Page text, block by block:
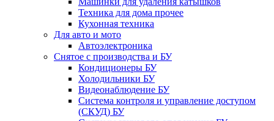
Техника для дома прочее
Кухонная техника
Для авто и мото
Автоэлектроника
Снятое с производства и БУ
Кондиционеры БУ
Холодильники БУ
Видеонаблюдение БУ
Система контроля и управление доступом
(СКУД) БУ